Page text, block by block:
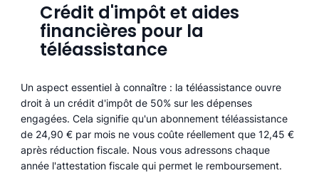
Crédit d'impôt et aides
financières pour la
téléassistance
Un aspect essentiel à connaître : la téléassistance ouvre
droit à un crédit d'impôt de 50% sur les dépenses
engagées. Cela signifie qu'un abonnement téléassistance
de 24,90 € par mois ne vous coûte réellement que 12,45 €
après réduction fiscale. Nous vous adressons chaque
année l'attestation fiscale qui permet le remboursement.